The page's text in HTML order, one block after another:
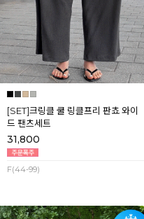
[SET]크링클 쿨 링클프리 판쵸 와이
드 팬츠세트
31,800
F(44-99)